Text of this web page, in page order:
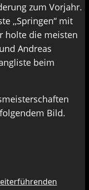
zum Vorjahr.
,,Springen“ mit
holte die meisten
Andreas
beim
Bild.